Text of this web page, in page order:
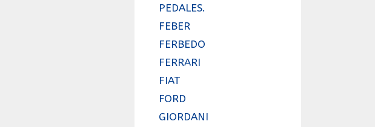
PEDALES.
FEBER
FERBEDO
FERRARI
FIAT
FORD
GIORDANI